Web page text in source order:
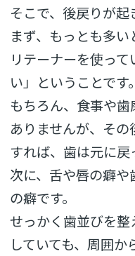
そこで、後戻りが起
まず、もっとも多
リテーナーを使っ
い」ということです。
もちろん、食事や
ありませんが、そ
すれば、歯は元に戻
次に、舌や唇の癖
の癖です。
せっかく歯並びを
していても、周囲